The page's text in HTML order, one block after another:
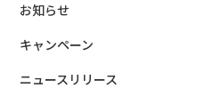
お知らせ
キャンペーン
ニュースリリース